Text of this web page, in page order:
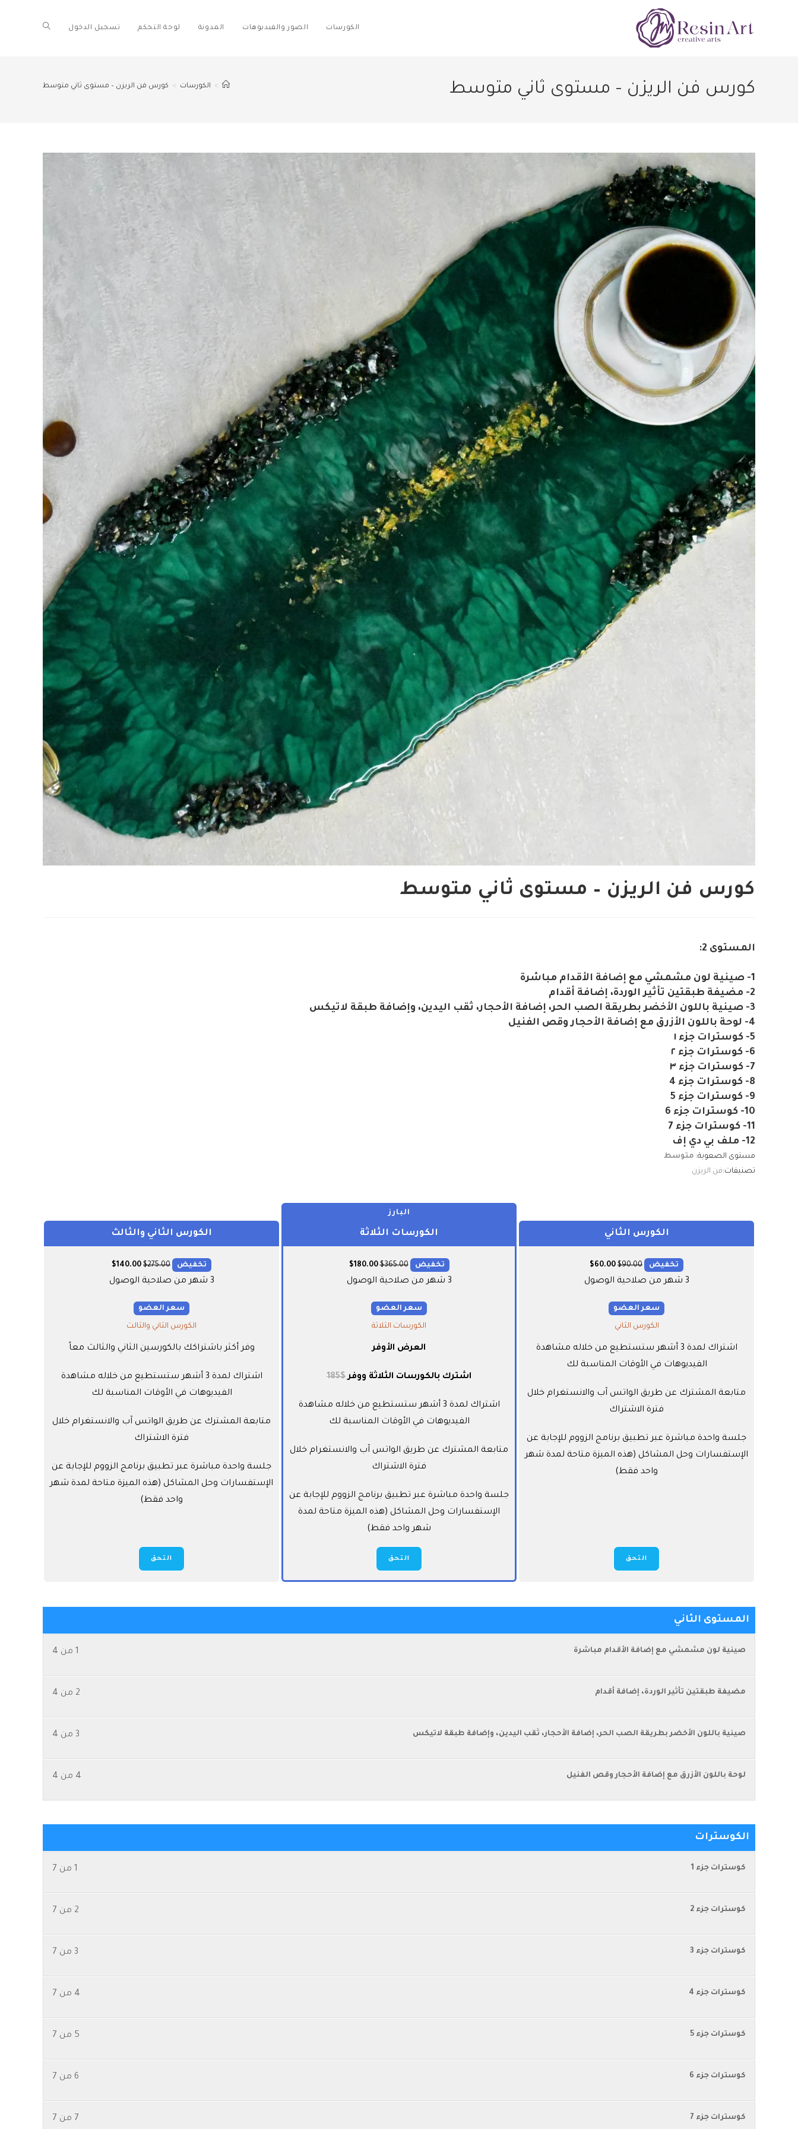
الكورسات الصور والفيديوهات المدونة لوحة التحكم تسجيل الدخول
كورس فن الريزن – مستوى ثاني متوسط > الكورسات > كورس فن الريزن – مستوى ثاني متوسط
كورس فن الريزن – مستوى ثاني متوسط
المستوى 2:
1- صينية لون مشمشي مع إضافة الأقدام مباشرة
2- مضيفة طبقتين تأثير الوردة، إضافة أقدام
3- صينية باللون الأخضر بطريقة الصب الحر، إضافة الأحجار، ثقب اليدين، وإضافة طبقة لاتيكس
4- لوحة باللون الأزرق مع إضافة الأحجار وقص الفنيل
5- كوسترات جزء ١
6- كوسترات جزء ٢
7- كوسترات جزء ٣
8- كوسترات جزء 4
9- كوسترات جزء 5
10- كوسترات جزء 6
11- كوسترات جزء 7
12- ملف بي دي إف
مستوى الصعوبة: متوسط
تصنيفات:فن الريزن
الكورس الثاني
تخفيض $90.00
$60.00
3 شهر من صلاحية الوصول
سعر العضو
الكورس الثاني
اشتراك لمدة 3 أشهر ستستطيع من خلاله مشاهدة
الفيديوهات في الأوقات المناسبة لك
متابعة المشترك عن طريق الواتس آب والانستغرام خلال
فترة الاشتراك
جلسة واحدة مباشرة عبر تطبيق برنامج الزووم للإجابة عن
الإستفسارات وحل المشاكل (هذه الميزة متاحة لمدة شهر
واحد فقط)
التحق
البارز
الكورسات الثلاثة
تخفيض $365.00
$ 180.00
3 شهر من صلاحية الوصول
سعر العضو
الكورسات الثلاثة
العرض الأوفر
اشترك بالكورسات الثلاثة ووفر$185
اشتراك لمدة 3 أشهر ستستطيع من خلاله مشاهدة
الفيديوهات في الأوقات المناسبة لك
متابعة المشترك عن طريق الواتس آب والانستغرام خلال
فترة الاشتراك
جلسة واحدة مباشرة عبر تطبيق برنامج الزووم للإجابة عن
الإستفسارات وحل المشاكل (هذه الميزة متاحة لمدة
شهر واحد فقط)
التحق
الكورس الثاني والثالث
تخفيض $275.00
$ 140.00
3 شهر من صلاحية الوصول
سعر العضو
الكورس الثاني والثالث
وفر أكثر باشتراكك بالكورسين الثاني والثالث معاً
اشتراك لمدة 3 أشهر ستستطيع من خلاله مشاهدة
الفيديوهات في الأوقات المناسبة لك
متابعة المشترك عن طريق الواتس آب والانستغرام خلال
فترة الاشتراك
جلسة واحدة مباشرة عبر تطبيق برنامج الزووم للإجابة عن
الإستفسارات وحل المشاكل (هذه الميزة متاحة لمدة شهر
واحد فقط)
التحق
المستوى الثاني
1 من 4 صينية لون مشمشي مع إضافة الأقدام مباشرة
2 من 4 مضيفة طبقتين تأثير الوردة، إضافة أقدام
3 من 4 صينية باللون الأخضر بطريقة الصب الحر، إضافة الأحجار، ثقب اليدين، وإضافة طبقة لاتيكس
4 من 4 لوحة باللون الأزرق مع إضافة الأحجار وقص الفنيل
الكوسترات
1 من 7 كوسترات جزء 1
2 من 7 كوسترات جزء 2
3 من 7 كوسترات جزء 3
4 من 7 كوسترات جزء 4
5 من 7 كوسترات جزء 5
6 من 7 كوسترات جزء 6
7 من 7 كوسترات جزء 7